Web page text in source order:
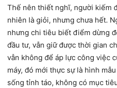
Thế nên thiết nghĩ, người kiếm
nhiên là giỏi, nhưng chưa hết.
nhưng chi tiêu biết điểm dừng
đầu tư, vẫn giữ được thời gian
vẫn không để áp lực công việc
máy, đó mới thực sự là hình
sống tỉnh táo, không có mục